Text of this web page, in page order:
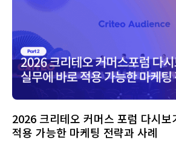
2026 크리테오 커머스 포럼 다시
적용 가능한 마케팅 전략과 사례